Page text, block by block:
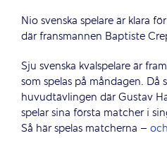
Nio svenska spelare är klara
där fransmannen Baptiste
Sju svenska kvalspelare är
som spelas på måndagen. Då
huvudtävlingen där Gustav
spelar sina första matcher i
Så här spelas matcherna –